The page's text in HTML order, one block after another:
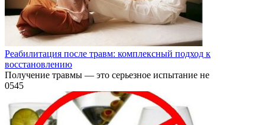
Реабилитация после травм: комплексный подход к
восстановлению
Получение травмы — это серьезное испытание не
0545